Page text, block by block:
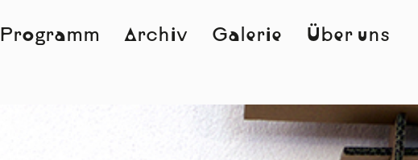
Programm Archiv Galerie Über uns